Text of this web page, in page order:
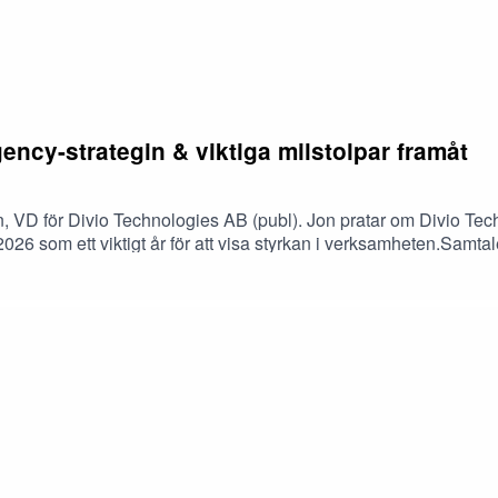
strategin & viktiga milstolpar framåt
VD för Divio Technologies AB (publ). Jon pratar om Divio
som ett viktigt år för att visa styrkan i
arbetet mot ett positivt kassaflöde och hur det nya
diskuterar vilka milstolpar Divio Technologies vill uppnå de
Salar, Partner på Impala Nordic. Notera att det uppstod
sägs i podden är en köp- eller säljrekommendation.
äger aktier i bolaget.